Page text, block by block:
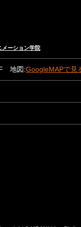
ーション学院
地図:GoogleMAPで見